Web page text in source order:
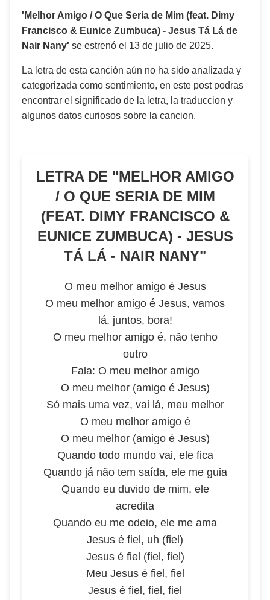
'Melhor Amigo / O Que Seria de Mim (feat. Dimy
Francisco & Eunice Zumbuca) - Jesus Tá Lá de
Nair Nany' se estrenó el 13 de julio de 2025.
La letra de esta canción aún no ha sido analizada y
categorizada como sentimiento, en este post podras
encontrar el significado de la letra, la traduccion y
algunos datos curiosos sobre la cancion.
LETRA DE "MELHOR AMIGO
/ O QUE SERIA DE MIM
(FEAT. DIMY FRANCISCO &
EUNICE ZUMBUCA) - JESUS
TÁ LÁ - NAIR NANY"
O meu melhor amigo é Jesus
O meu melhor amigo é Jesus, vamos
lá, juntos, bora!
O meu melhor amigo é, não tenho
outro
Fala: O meu melhor amigo
O meu melhor (amigo é Jesus)
Só mais uma vez, vai lá, meu melhor
O meu melhor amigo é
O meu melhor (amigo é Jesus)
Quando todo mundo vai, ele fica
Quando já não tem saída, ele me guia
Quando eu duvido de mim, ele
acredita
Quando eu me odeio, ele me ama
Jesus é fiel, uh (fiel)
Jesus é fiel (fiel, fiel)
Meu Jesus é fiel, fiel
Jesus é fiel, fiel, fiel